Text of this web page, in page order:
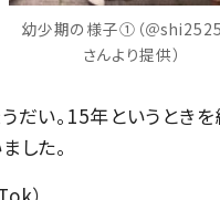
幼少期の様子①（＠
さんより提供）
だい。15年というとき
した。